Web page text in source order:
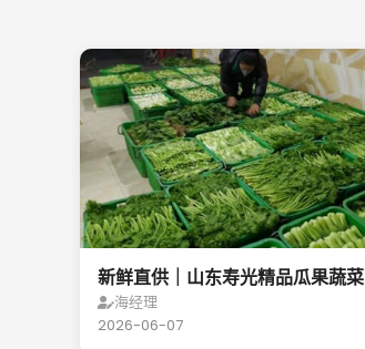
新鲜直供｜山东寿光精品瓜果蔬菜
基地常年批发供应
海经理
2026-06-07